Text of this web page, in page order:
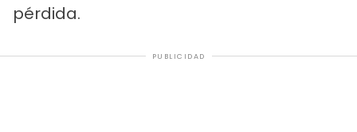
pérdida.
PUBLICIDAD